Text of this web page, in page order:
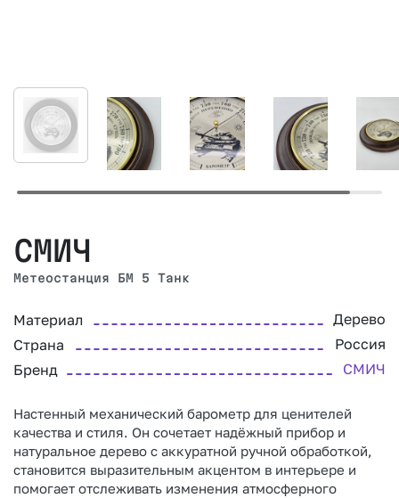
СМИЧ
Метеостанция БМ 5 Танк
Материал
Дерево
Страна
Россия
Бренд
СМИЧ
Настенный механический барометр для ценителей
качества и стиля. Он сочетает надёжный прибор и
натуральное дерево с аккуратной ручной обработкой,
становится выразительным акцентом в интерьере и
помогает отслеживать изменения атмосферного